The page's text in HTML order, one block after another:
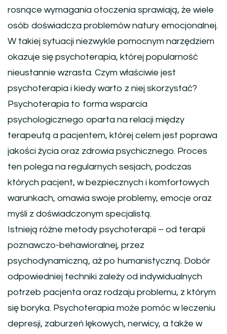
rosnące wymagania otoczenia sprawiają, że wiele
osób doświadcza problemów natury emocjonalnej.
W takiej sytuacji niezwykle pomocnym narzędziem
okazuje się psychoterapia, której popularność
nieustannie wzrasta. Czym właściwie jest
psychoterapia i kiedy warto z niej skorzystać?
Psychoterapia to forma wsparcia
psychologicznego oparta na relacji między
terapeutą a pacjentem, której celem jest poprawa
jakości życia oraz zdrowia psychicznego. Proces
ten polega na regularnych sesjach, podczas
których pacjent, w bezpiecznych i komfortowych
warunkach, omawia swoje problemy, emocje oraz
myśli z doświadczonym specjalistą.
Istnieją różne metody psychoterapii – od terapii
poznawczo-behawioralnej, przez
psychodynamiczną, aż po humanistyczną. Dobór
odpowiedniej techniki zależy od indywidualnych
potrzeb pacjenta oraz rodzaju problemu, z którym
się boryka. Psychoterapia może pomóc w leczeniu
depresji, zaburzeń lękowych, nerwicy, a także w